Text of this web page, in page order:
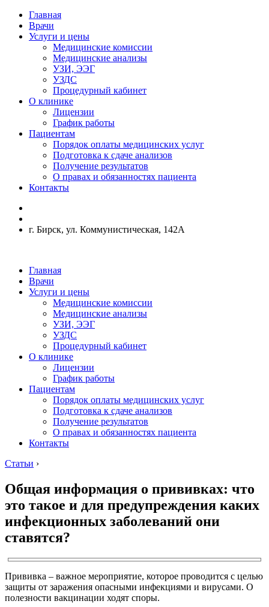
Главная
Врачи
Услуги и цены
Медицинские комиссии
Медицинские анализы
УЗИ, ЭЭГ
УЗДС
Процедурный кабинет
О клинике
Лицензии
График работы
Пациентам
Порядок оплаты медицинских услуг
Подготовка к сдаче анализов
Получение результатов
О правах и обязанностях пациента
Контакты
г. Бирск, ул. Коммунистическая, 142А
Главная
Врачи
Услуги и цены
Медицинские комиссии
Медицинские анализы
УЗИ, ЭЭГ
УЗДС
Процедурный кабинет
О клинике
Лицензии
График работы
Пациентам
Порядок оплаты медицинских услуг
Подготовка к сдаче анализов
Получение результатов
О правах и обязанностях пациента
Контакты
Статьи ›
Общая информация о прививках: что
это такое и для предупреждения каких
инфекционных заболеваний они
ставятся?
Прививка – важное мероприятие, которое проводится с целью
защиты от заражения опасными инфекциями и вирусами. О
полезности вакцинации ходят споры.